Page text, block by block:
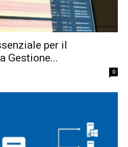
per il
Gestione...
0